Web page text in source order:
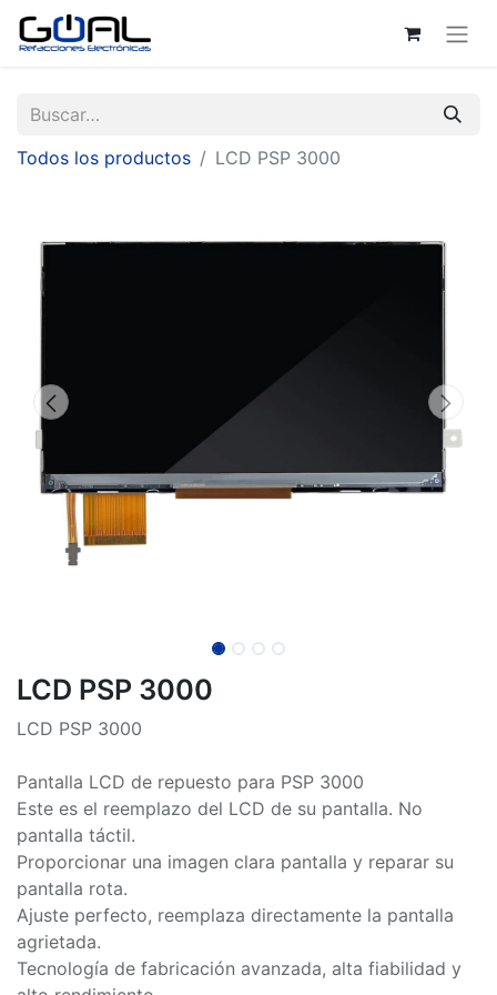
Todos los productos LCD PSP 3000
LCD PSP 3000
LCD PSP 3000
Pantalla LCD de repuesto para PSP 3000
Este es el reemplazo del LCD de su pantalla. No
pantalla táctil.
Proporcionar una imagen clara pantalla y reparar su
pantalla rota.
Ajuste perfecto, reemplaza directamente la pantalla
agrietada.
Tecnología de fabricación avanzada, alta fiabilidad y